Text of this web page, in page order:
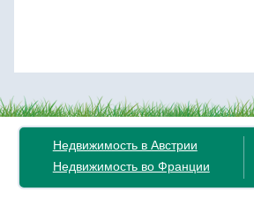
Недвижимость в Австрии
Недвижимость во Франции